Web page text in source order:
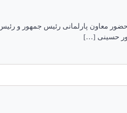
کرمان نمایشگاه رفسنجان‌شناسی با حضور معاون
حسینی […]